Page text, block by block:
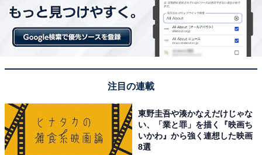
1位は『ハリー・ポッターと賢者の石』でした。
2001年に映画化された記念すべきシリーズ1作目。幼い
頃から孤児同然に育った11歳のハリー・ポッターが、ホ
グワーツ魔法魔術学校に入学して魔法界へと足を踏み入
ライバルとなるドラコ・マルフォイなど魅力的なキャラ
クターが登場。透明マントや呪文を魅力的に映し、全世
界の観客を魔法界へ誘い込んだ不朽の名作です。
注目の連載
東野圭吾や湊かなえだけじゃな
い、「業と罪」を描く『映画ち
いかわ』から強く連想した映画
8選